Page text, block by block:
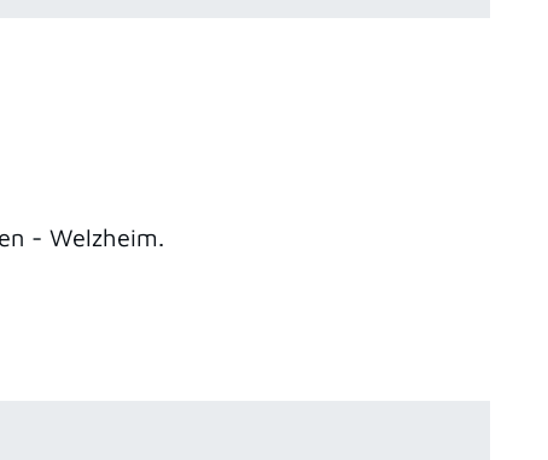
- Welzheim.